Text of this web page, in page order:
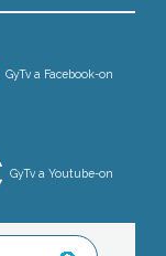
GyTv a Facebook-on
GyTv a Youtube-on